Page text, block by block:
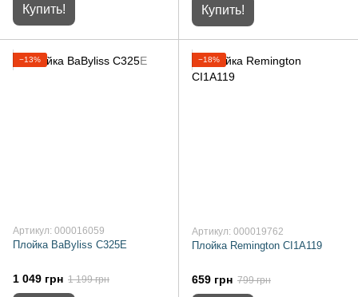
Купить! Купить!
−13%
Артикул: 000016059
Плойка BaByliss C325E
1 049 грн 1 199 грн
−18%
Артикул: 000019762
Плойка Remington CI1A119
659 грн 799 грн